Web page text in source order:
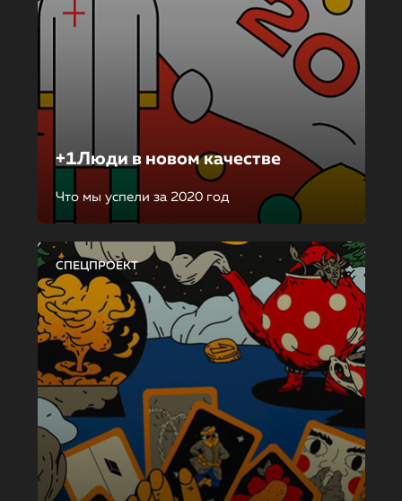
+1Люди в новом качестве
Что мы успели за 2020 год
СПЕЦПРОЕКТ